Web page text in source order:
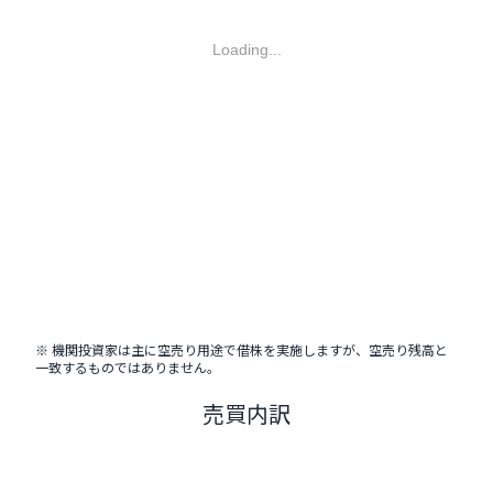
Loading...
※ 機関投資家は主に空売り用途で借株を実施しますが、空売り残高と
一致するものではありません。
売買内訳